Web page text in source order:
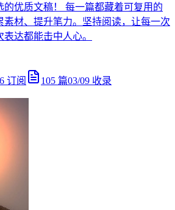
的优质文稿！ 每一篇都藏着可复用的
素材、提升笔力。坚持阅读，让每一次
达都能击中人心。
订阅 105 篇03/09 收录